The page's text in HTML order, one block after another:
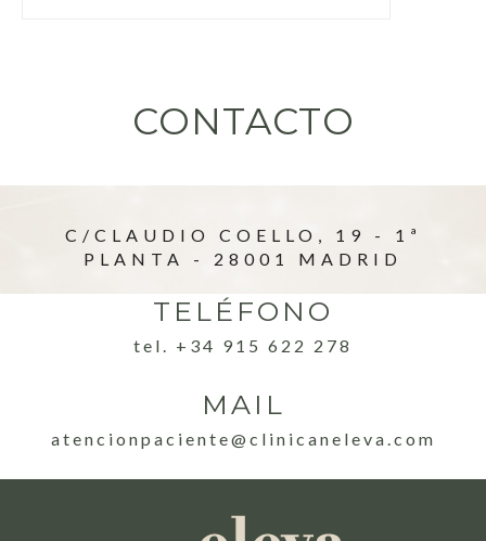
CONTACTO
C/CLAUDIO COELLO, 19 - 1ª
PLANTA - 28001 MADRID
TELÉFONO
tel. +34 915 622 278
MAIL
atencionpaciente@clinicaneleva.com